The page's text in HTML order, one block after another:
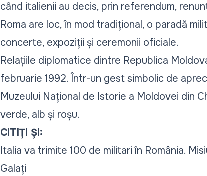
când italienii au decis, prin referendum,
Roma are loc, în mod tradițional, o paradă
concerte, expoziții și ceremonii oficiale.
Relațiile diplomatice dintre Republica
februarie 1992. Într-un gest simbolic de
Muzeului Național de Istorie a Moldovei din
verde, alb și roșu.
CITIȚI ȘI:
Italia va trimite 100 de militari în România.
Galați